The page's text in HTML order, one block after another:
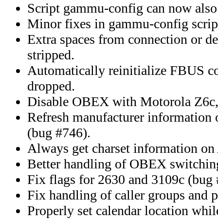
Script gammu-config can now
Minor fixes in gammu-config
Extra spaces from connection or
stripped.
Automatically reinitialize FBUS
dropped.
Disable OBEX with Motorola
Refresh manufacturer information
(bug #746).
Always get charset information
Better handling of OBEX
Fix flags for 2630 and 3109c (bug
Fix handling of caller groups and
Properly set calendar location